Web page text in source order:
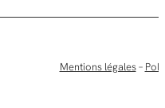
Mentions légales–